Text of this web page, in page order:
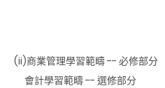
(ii)商業管理學習範疇 -- 必修部分
會計學習範疇 -- 選修部分